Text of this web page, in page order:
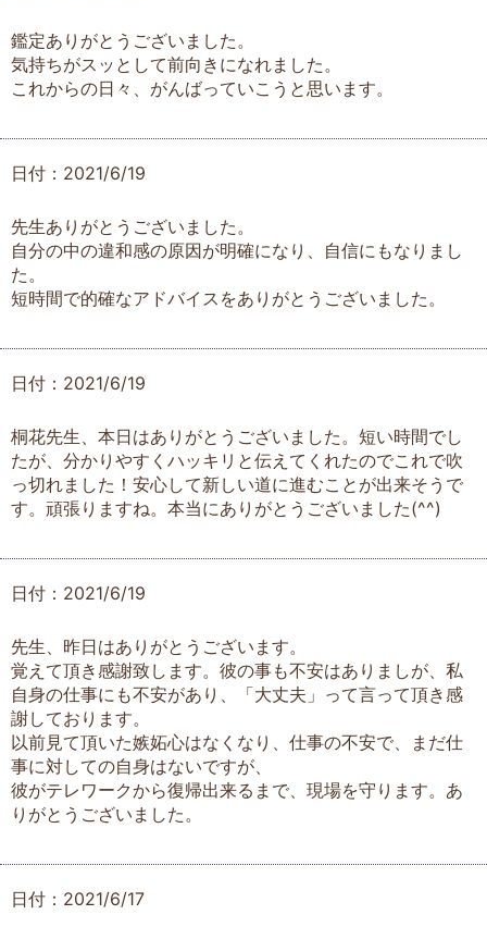
鑑定ありがとうございました。
気持ちがスッとして前向きになれました。
これからの日々、がんばっていこうと思います。
日付：2021/6/19
先生ありがとうございました。
自分の中の違和感の原因が明確になり、自信にもなりまし
た。
短時間で的確なアドバイスをありがとうございました。
日付：2021/6/19
桐花先生、本日はありがとうございました。短い時間でし
たが、分かりやすくハッキリと伝えてくれたのでこれで吹
っ切れました！安心して新しい道に進むことが出来そうで
す。頑張りますね。本当にありがとうございました(^^)
日付：2021/6/19
先生、昨日はありがとうございます。
覚えて頂き感謝致します。彼の事も不安はありましが、私
自身の仕事にも不安があり、「大丈夫」って言って頂き感
謝しております。
以前見て頂いた嫉妬心はなくなり、仕事の不安で、まだ仕
事に対しての自身はないですが、
彼がテレワークから復帰出来るまで、現場を守ります。あ
りがとうございました。
日付：2021/6/17